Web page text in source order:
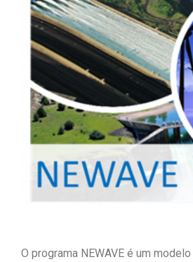
O programa NEWAVE é um modelo